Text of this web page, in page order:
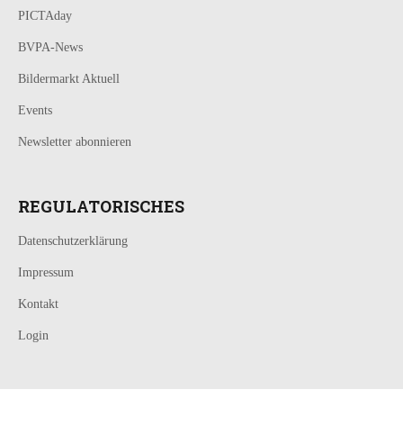
PICTAday
BVPA-News
Bildermarkt Aktuell
Events
Newsletter abonnieren
REGULATORISCHES
Datenschutzerklärung
Impressum
Kontakt
Login